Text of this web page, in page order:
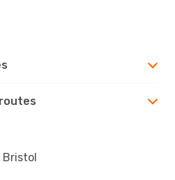
Bristol